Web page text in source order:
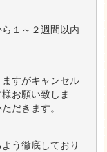
１～２週間以内
すがキャンセル
お願い致しま
だきます。
う徹底しており